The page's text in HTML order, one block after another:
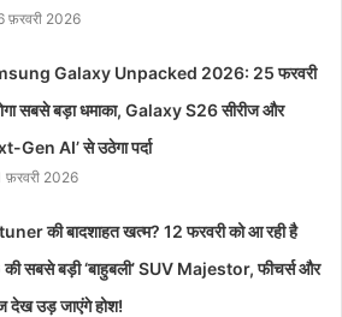
फ़रवरी 2026
Galaxy Unpacked 2026: 25 फरवरी
सबसे बड़ा धमाका, Galaxy S26 सीरीज और
Gen AI’ से उठेगा पर्दा
फ़रवरी 2026
की बादशाहत खत्‍म? 12 फरवरी को आ रही है
सबसे बड़ी ‘बाहुबली’ SUV Majestor, फीचर्स और
देख उड़ जाएंगे होश!